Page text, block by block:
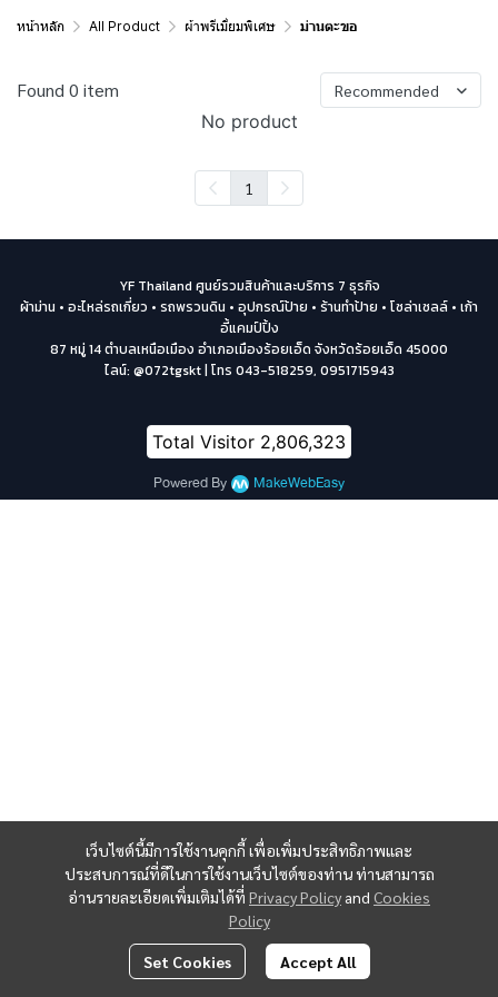
หน้าหลัก All Product ผ้าพรีเมี่ยมพิเศษ ม่านตะขอ
Found 0 item Recommended
No product
1
เว็บไซต์นี้มีการใช้งานคุกกี้ เพื่อเพิ่มประสิทธิภาพและ
ประสบการณ์ที่ดีในการใช้งานเว็บไซต์ของท่าน ท่านสามารถ
อ่านรายละเอียดเพิ่มเติมได้ที่ Privacy Policy and Cookies
Policy
Set Cookies Accept All
YF Thailand ศูนย์รวมสินค้าและบริการ 7 ธุรกิจ
ผ้าม่าน • อะไหล่รถเกี่ยว • รถพรวนดิน • อุปกรณ์ป้าย • ร้านทำป้าย • โซล่าเซลล์ • เก้า
อี้แคมป์ปิ้ง
87 หมู่ 14 ตำบลเหนือเมือง อำเภอเมืองร้อยเอ็ด จังหวัดร้อยเอ็ด 45000
ไลน์: @072tgskt | โทร 043-518259, 0951715943
Total Visitor 2,806,323
Powered By MakeWebEasy